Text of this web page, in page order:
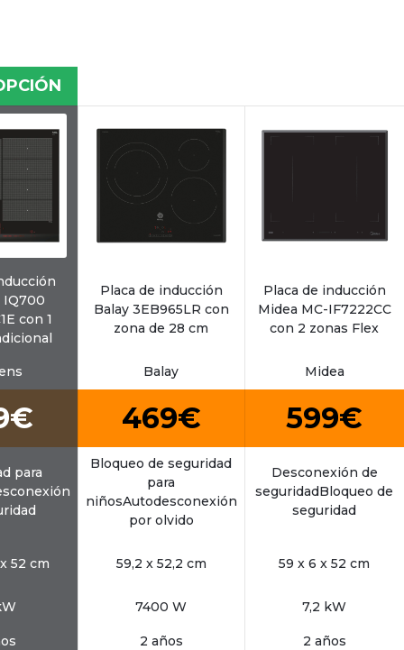
IQ700
con 1
Placa de inducción
Balay 3EB965LR con
zona de 28 cm
Placa de inducción
Midea MC-IF7222CC
con 2 zonas Flex
Balay Midea
469€ 599€
para
Bloqueo de seguridad
para
niñosAutodesconexión
por olvido
Desconexión de
seguridadBloqueo de
seguridad
52 cm 59,2 x 52,2 cm 59 x 6 x 52 cm
7400 W 7,2 kW
2 años 2 años